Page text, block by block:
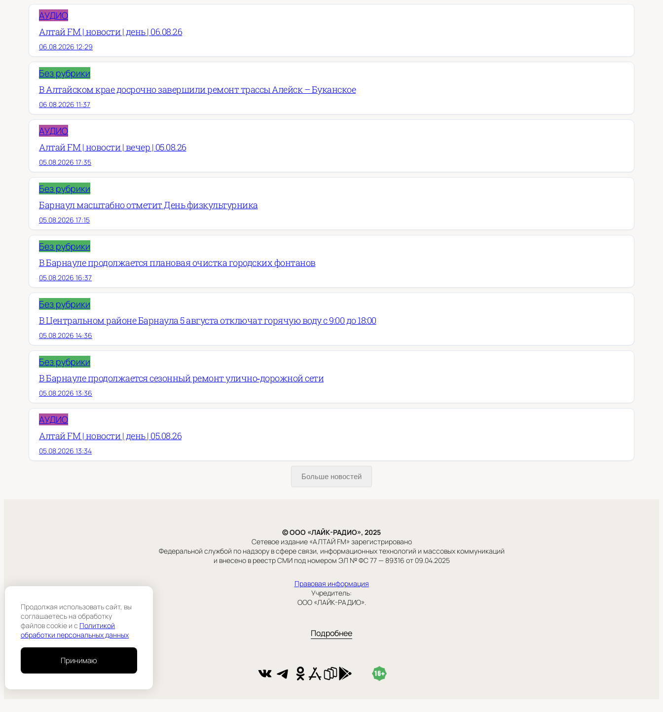
АУДИО
Алтай FM | новости | день | 06.08.26
06.08.2026 12:29
Без рубрики
В Алтайском крае досрочно завершили ремонт трассы Алейск – Буканское
06.08.2026 11:37
АУДИО
Алтай FM | новости | вечер | 05.08.26
05.08.2026 17:35
Без рубрики
Барнаул масштабно отметит День физкультурника
05.08.2026 17:15
Без рубрики
В Барнауле продолжается плановая очистка городских фонтанов
05.08.2026 16:37
Без рубрики
В Центральном районе Барнаула 5 августа отключат горячую воду с 9:00 до 18:00
05.08.2026 14:36
Без рубрики
В Барнауле продолжается сезонный ремонт улично‑дорожной сети
05.08.2026 13:36
АУДИО
Алтай FM | новости | день | 05.08.26
05.08.2026 13:34
Больше новостей
© ООО «ЛАЙК-РАДИО», 2025
Сетевое издание «АЛТАЙ FM» зарегистрировано
Федеральной службой по надзору в сфере связи, информационных технологий и массовых коммуникаций
и внесено в реестр СМИ под номером ЭЛ № ФС 77 — 89316 от 09.04.2025
Правовая информация
Учредитель:
ООО «ЛАЙК-РАДИО».
Подробнее
Продолжая использовать сайт, вы
соглашаетесь на обработку
файлов cookie и c Политикой
обработки персональных данных
Принимаю